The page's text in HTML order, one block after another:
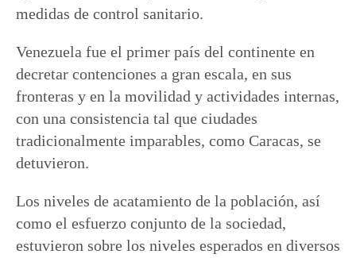
medidas de control sanitario.
Venezuela fue el primer país del continente en
decretar contenciones a gran escala, en sus
fronteras y en la movilidad y actividades internas,
con una consistencia tal que ciudades
tradicionalmente imparables, como Caracas, se
detuvieron.
Los niveles de acatamiento de la población, así
como el esfuerzo conjunto de la sociedad,
estuvieron sobre los niveles esperados en diversos